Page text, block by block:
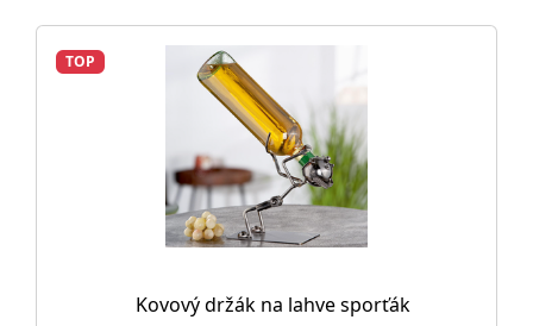
TOP
Kovový držák na lahve sporťák